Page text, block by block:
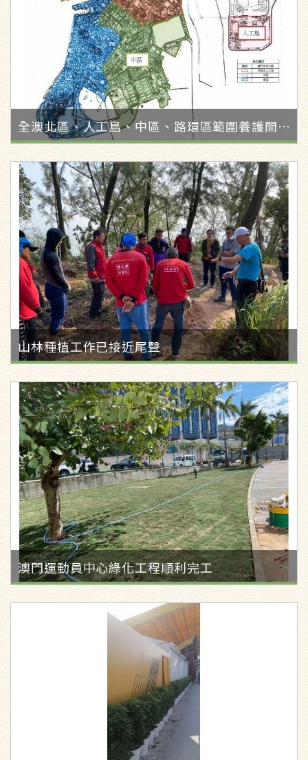
全澳北區、人工島、中區、路環區範圍養護開始！
山林種植工作已接近尾聲
澳門運動員中心綠化工程順利完工